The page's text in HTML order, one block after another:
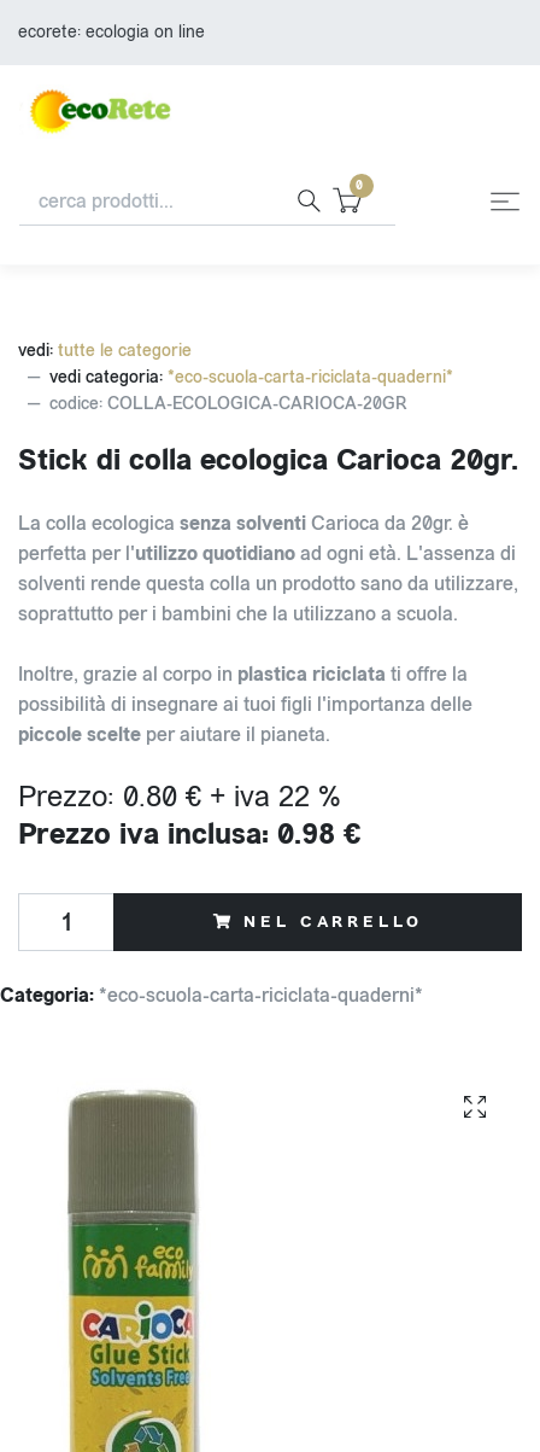
ecorete: ecologia on line
0
vedi: tutte le categorie
vedi categoria: *eco-scuola-carta-riciclata-quaderni*
codice: COLLA-ECOLOGICA-CARIOCA-20GR
Stick di colla ecologica Carioca 20gr.
La colla ecologica senza solventiCarioca da 20gr. è
perfetta per l'utilizzo quotidianoad ogni età. L'assenza di
solventi rende questa colla un prodotto sano da utilizzare,
soprattutto per i bambini che la utilizzano a scuola.
Inoltre, grazie al corpo in plastica riciclata ti offre la
possibilità di insegnare ai tuoi figli l'importanza delle
piccole scelte per aiutare il pianeta.
Prezzo: 0.80 € + iva 22 %
Prezzo iva inclusa: 0.98 €
NEL CARRELLO
Categoria: *eco-scuola-carta-riciclata-quaderni*